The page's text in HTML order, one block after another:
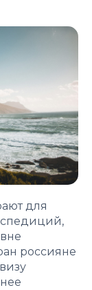
для
россияне